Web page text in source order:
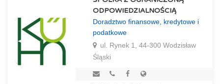
ODPOWIEDZIALNOŚCIĄ
Doradztwo finansowe, kredytowe i
podatkowe
ul. Rynek 1, 44-300 Wodzisław
Śląski